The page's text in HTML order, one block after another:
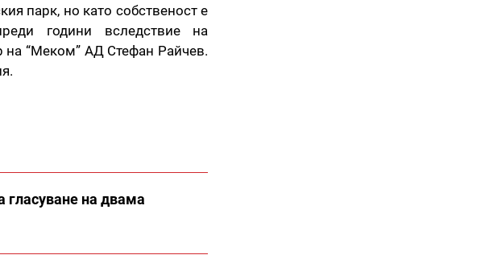
парк, но като собственост е
години вследствие на
на “Меком” АД Стефан Райчев.
на двама